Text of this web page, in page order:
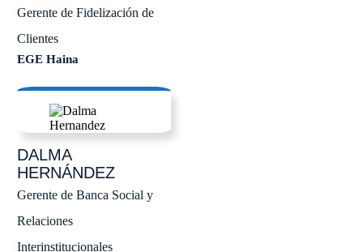
Gerente de Fidelización de
Clientes
EGE Haina
DALMA
HERNÁNDEZ
Gerente de Banca Social y
Relaciones
Interinstitucionales